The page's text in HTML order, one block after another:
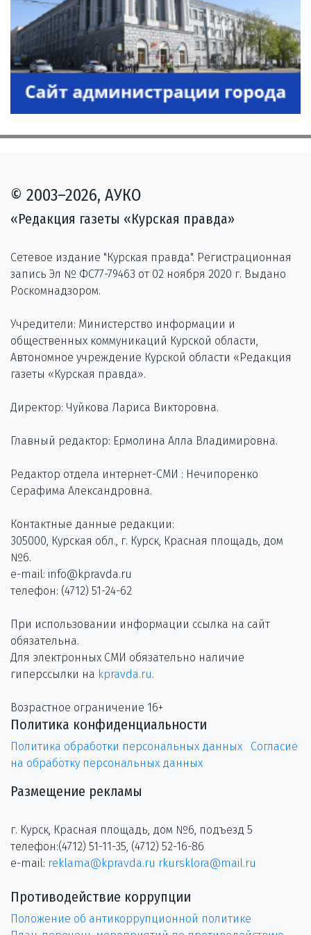
© 2003–2026, АУКО
«Редакция газеты «Курская правда»
Сетевое издание "Курская правда". Регистрационная
запись Эл № ФС77-79463 от 02 ноября 2020 г. Выдано
Роскомнадзором.
Учредители: Министерство информации и
общественных коммуникаций Курской области,
Автономное учреждение Курской области «Редакция
газеты «Курская правда».
Директор: Чуйкова Лариса Викторовна.
Главный редактор: Ермолина Алла Владимировна.
Редактор отдела интернет-СМИ : Нечипоренко
Серафима Александровна.
Контактные данные редакции:
305000, Курская обл., г. Курск, Красная площадь, дом
№6.
e-mail: info@kpravda.ru
телефон: (4712) 51-24-62
При использовании информации ссылка на сайт
обязательна.
Для электронных СМИ обязательно наличие
гиперссылки на kpravda.ru.
Возрастное ограничение 16+
Политика конфиденциальности
Политика обработки персональных данных
Согласие
на обработку персональных данных
Размещение рекламы
г. Курск, Красная площадь, дом №6, подъезд 5
телефон:(4712) 51-11-35, (4712) 52-16-86
e-mail: reklama@kpravda.ru rkursklora@mail.ru
Противодействие коррупции
Положение об антикоррупционной политике